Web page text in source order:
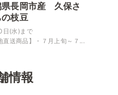
県長岡市産 久保さ
の枝豆
日(水)まで
直送商品】・７月上旬～７...
情報